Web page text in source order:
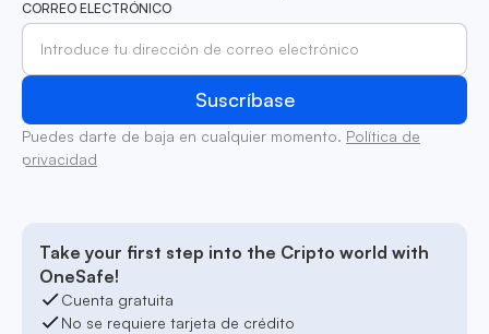
CORREO ELECTRÓNICO
Puedes darte de baja en cualquier momento. Política de
privacidad
Take your first step into the Cripto world with
OneSafe!
Cuenta gratuita
No se requiere tarjeta de crédito